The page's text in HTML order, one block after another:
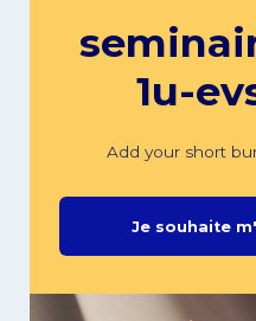
1u-
Add your short
Je souhaite